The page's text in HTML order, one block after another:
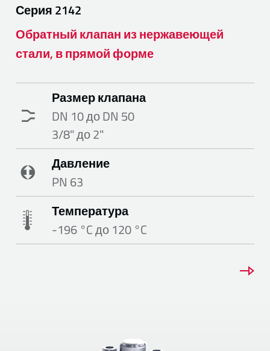
Серия2142
Обратный клапан из нержавеющей
стали, в прямой форме
Размер клапана
DN 10 до DN 50
3/8" до 2"
Давление
PN 63
Температура
-196 °C до 120 °C